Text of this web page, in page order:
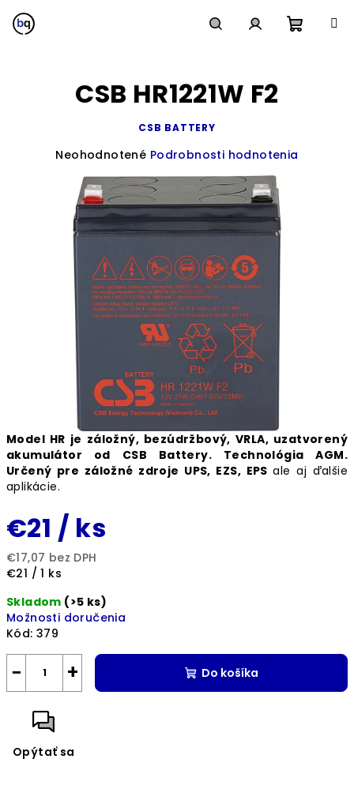
na
obsah
Model HR je záložný, bezúdržbový, VRLA, uzatvorený
akumulátor od CSB Battery. TechnológiaAGM.
Určený pre záložné zdroje UPS, EZS, EPS ale aj ďalšie
aplikácie.
€21 / ks
€17,07 bez DPH
Jednotková
€21 / 1 ks
Skladom (>5 ks)
Možnosti doručenia
Kód: 379
+
− Do košíka
Opýtať sa
CSB HR1221W F2
CSB BATTERY
Priemerné
produktu
hviezdičiek.
Neohodnotené Podrobnosti hodnotenia